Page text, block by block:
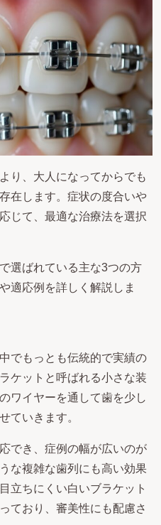
り、大人になってからでも
在します。症状の度合いや
じて、最適な治療法を選択
選ばれている主な3つの方
適応例を詳しく解説しま
でもっとも伝統的で実績の
ケットと呼ばれる小さな装
ワイヤーを通して歯を少し
ていきます。
でき、症例の幅が広いのが
な複雑な歯列にも高い効果
立ちにくい白いブラケット
ており、審美性にも配慮さ